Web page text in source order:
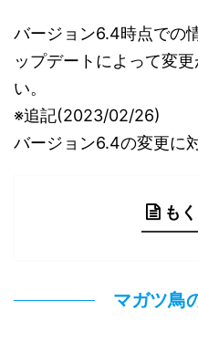
バージョン6.4時点での
ップデートによって変
い。
※追記(2023/02/26)
バージョン6.4の変更に
も
マガツ鳥